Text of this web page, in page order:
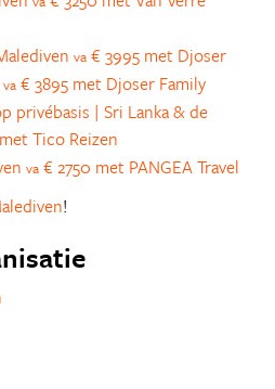
va € 3995 met Djoser
va € 3895 met Djoser Family
privébasis | Sri Lanka & de
Tico Reizen
va € 2750 met PANGEA Travel
!